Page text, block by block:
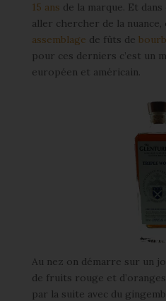
15 ans de la marque. Et
aller chercher de la
assemblage de fûts de
pour ces derniers c’est un
européen et américain.
Au nez on démarre sur un
de fruits rouge et
par la suite avec du